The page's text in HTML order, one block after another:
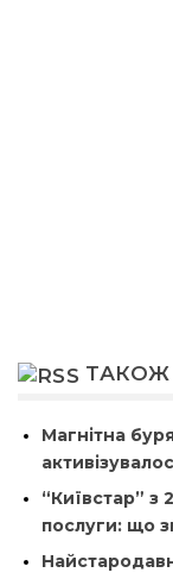
ТАКОЖ
Магнітна
“Київстар” з
послуги: що